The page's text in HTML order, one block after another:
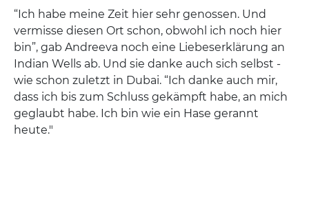
“Ich habe meine Zeit hier sehr genossen. Und
vermisse diesen Ort schon, obwohl ich noch hier
bin”, gab Andreeva noch eine Liebeserklärung an
Indian Wells ab. Und sie danke auch sich selbst -
wie schon zuletzt in Dubai. “Ich danke auch mir,
dass ich bis zum Schluss gekämpft habe, an mich
geglaubt habe. Ich bin wie ein Hase gerannt
heute."